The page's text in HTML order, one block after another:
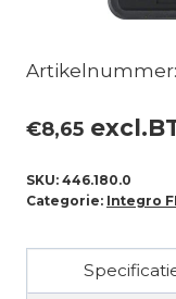
Artikelnummer:
€8,65
SKU: 446.180.0
Categorie: Integro